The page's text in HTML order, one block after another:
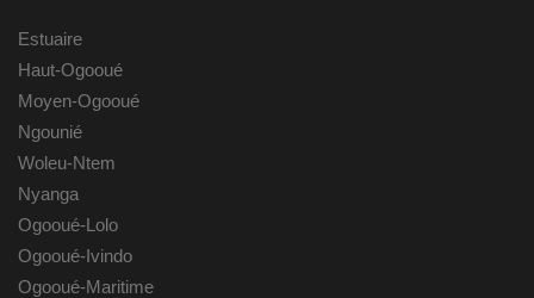
Estuaire
Haut-Ogooué
Moyen-Ogooué
Ngounié
Woleu-Ntem
Nyanga
Ogooué-Lolo
Ogooué-Ivindo
Ogooué-Maritime